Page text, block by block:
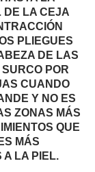
DE LA CEJA
PLIEGUES
DE LAS
POR
CUANDO
Y NO ES
ZONAS MÁS
QUE
MÁS
A LA PIEL.